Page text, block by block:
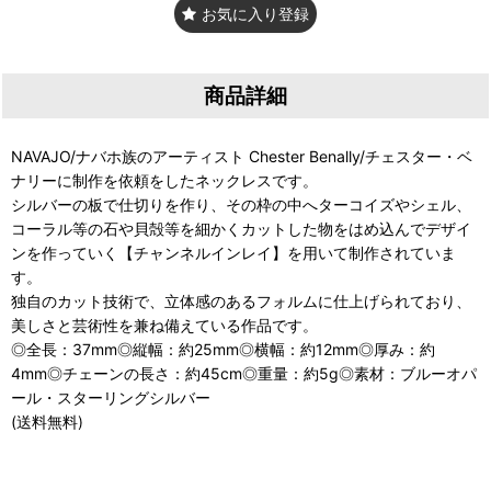
お気に入り登録
商品詳細
NAVAJO/ナバホ族のアーティスト Chester Benally/チェスター・ベ
ナリーに制作を依頼をしたネックレスです。
シルバーの板で仕切りを作り、その枠の中へターコイズやシェル、
コーラル等の石や貝殻等を細かくカットした物をはめ込んでデザイ
ンを作っていく【チャンネルインレイ】を用いて制作されていま
す。
独自のカット技術で、立体感のあるフォルムに仕上げられており、
美しさと芸術性を兼ね備えている作品です。
◎全長：37mm◎縦幅：約25mm◎横幅：約12mm◎厚み：約
4mm◎チェーンの長さ：約45cm◎重量：約5g◎素材：ブルーオパ
ール・スターリングシルバー
(送料無料)